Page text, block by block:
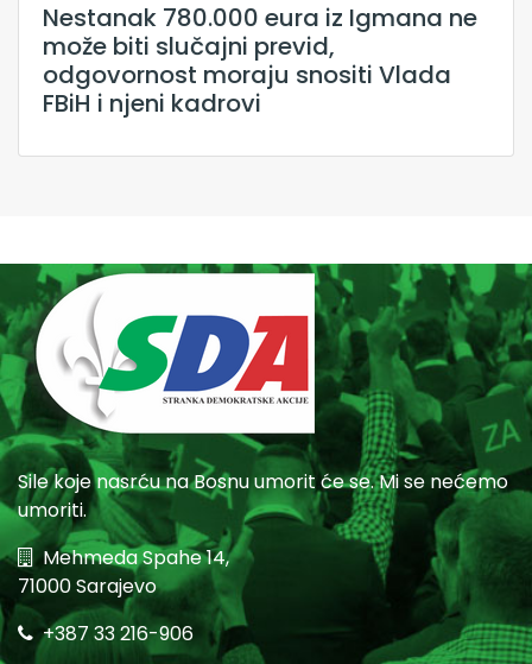
Nestanak 780.000 eura iz Igmana ne
može biti slučajni previd,
odgovornost moraju snositi Vlada
FBiH i njeni kadrovi
Sile koje nasrću na Bosnu umorit će se. Mi se nećemo
umoriti.
Mehmeda Spahe 14,
71000 Sarajevo
+387 33 216-906